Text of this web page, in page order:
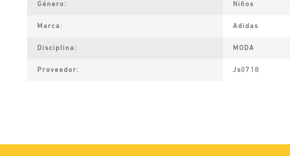
Género Niños
Marca Adidas
Disciplina MODA
Proveedor Js0718